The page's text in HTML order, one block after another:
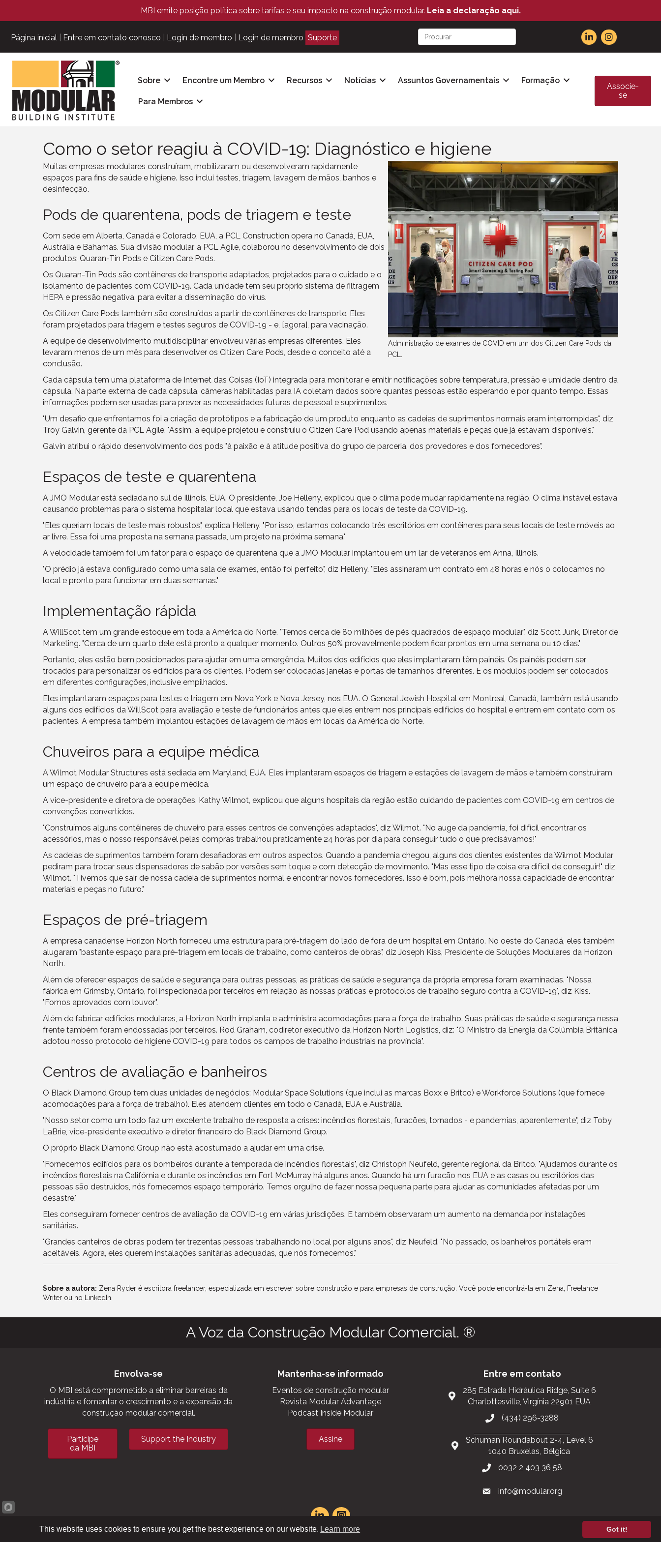
MBI emite posição política sobre tarifas e seu impacto na construção modular. Leia a declaração aqui.
Página inicial Entre em contato conosco Login de membro Login de membro Suporte
Sobre Encontre um Membro Recursos Notícias Assuntos Governamentais Formação
Para Membros
Associe-
se
Como o setor reagiu à COVID-19: Diagnóstico e higiene
Muitas empresas modulares construíram, mobilizaram ou desenvolveram rapidamente
espaços para fins de saúde e higiene. Isso inclui testes, triagem, lavagem de mãos, banhos e
desinfecção.
Pods de quarentena, pods de triagem e teste
Com sede em Alberta, Canadá e Colorado, EUA, a PCL Construction opera no Canadá, EUA,
Austrália e Bahamas. Sua divisão modular, a PCL Agile, colaborou no desenvolvimento de dois
produtos: Quaran-Tin Pods e Citizen Care Pods.
Os Quaran-Tin Pods são contêineres de transporte adaptados, projetados para o cuidado e o
isolamento de pacientes com COVID-19. Cada unidade tem seu próprio sistema de filtragem
HEPA e pressão negativa, para evitar a disseminação do vírus.
Os Citizen Care Pods também são construídos a partir de contêineres de transporte. Eles
foram projetados para triagem e testes seguros de COVID-19 - e, [agora], para vacinação.
A equipe de desenvolvimento multidisciplinar envolveu várias empresas diferentes. Eles
levaram menos de um mês para desenvolver os Citizen Care Pods, desde o conceito até a
conclusão.
Administração de exames de COVID em um dos Citizen Care Pods da
PCL.
Cada cápsula tem uma plataforma de Internet das Coisas (IoT) integrada para monitorar e emitir notificações sobre temperatura, pressão e umidade dentro da
cápsula. Na parte externa de cada cápsula, câmeras habilitadas para IA coletam dados sobre quantas pessoas estão esperando e por quanto tempo. Essas
informações podem ser usadas para prever as necessidades futuras de pessoal e suprimentos.
"Um desafio que enfrentamos foi a criação de protótipos e a fabricação de um produto enquanto as cadeias de suprimentos normais eram interrompidas", diz
Troy Galvin, gerente da PCL Agile. "Assim, a equipe projetou e construiu o Citizen Care Pod usando apenas materiais e peças que já estavam disponíveis."
Galvin atribui o rápido desenvolvimento dos pods "à paixão e à atitude positiva do grupo de parceria, dos provedores e dos fornecedores".
Espaços de teste e quarentena
A JMO Modular está sediada no sul de Illinois, EUA. O presidente, Joe Helleny, explicou que o clima pode mudar rapidamente na região. O clima instável estava
causando problemas para o sistema hospitalar local que estava usando tendas para os locais de teste da COVID-19.
"Eles queriam locais de teste mais robustos", explica Helleny. "Por isso, estamos colocando três escritórios em contêineres para seus locais de teste móveis ao
ar livre. Essa foi uma proposta na semana passada, um projeto na próxima semana."
A velocidade também foi um fator para o espaço de quarentena que a JMO Modular implantou em um lar de veteranos em Anna, Illinois.
"O prédio já estava configurado como uma sala de exames, então foi perfeito", diz Helleny. "Eles assinaram um contrato em 48 horas e nós o colocamos no
local e pronto para funcionar em duas semanas."
Implementação rápida
A WillScot tem um grande estoque em toda a América do Norte. "Temos cerca de 80 milhões de pés quadrados de espaço modular", diz Scott Junk, Diretor de
Marketing. "Cerca de um quarto dele está pronto a qualquer momento. Outros 50% provavelmente podem ficar prontos em uma semana ou 10 dias."
Portanto, eles estão bem posicionados para ajudar em uma emergência. Muitos dos edifícios que eles implantaram têm painéis. Os painéis podem ser
trocados para personalizar os edifícios para os clientes. Podem ser colocadas janelas e portas de tamanhos diferentes. E os módulos podem ser colocados
em diferentes configurações, inclusive empilhados.
Eles implantaram espaços para testes e triagem em Nova York e Nova Jersey, nos EUA. O General Jewish Hospital em Montreal, Canadá, também está usando
alguns dos edifícios da WillScot para avaliação e teste de funcionários antes que eles entrem nos principais edifícios do hospital e entrem em contato com os
pacientes. A empresa também implantou estações de lavagem de mãos em locais da América do Norte.
Chuveiros para a equipe médica
A Wilmot Modular Structures está sediada em Maryland, EUA. Eles implantaram espaços de triagem e estações de lavagem de mãos e também construíram
um espaço de chuveiro para a equipe médica.
A vice-presidente e diretora de operações, Kathy Wilmot, explicou que alguns hospitais da região estão cuidando de pacientes com COVID-19 em centros de
convenções convertidos.
"Construímos alguns contêineres de chuveiro para esses centros de convenções adaptados", diz Wilmot. "No auge da pandemia, foi difícil encontrar os
acessórios, mas o nosso responsável pelas compras trabalhou praticamente 24 horas por dia para conseguir tudo o que precisávamos!"
As cadeias de suprimentos também foram desafiadoras em outros aspectos. Quando a pandemia chegou, alguns dos clientes existentes da Wilmot Modular
pediram para trocar seus dispensadores de sabão por versões sem toque e com detecção de movimento. "Mas esse tipo de coisa era difícil de conseguir!" diz
Wilmot. "Tivemos que sair de nossa cadeia de suprimentos normal e encontrar novos fornecedores. Isso é bom, pois melhora nossa capacidade de encontrar
materiais e peças no futuro."
Espaços de pré-triagem
A empresa canadense Horizon North forneceu uma estrutura para pré-triagem do lado de fora de um hospital em Ontário. No oeste do Canadá, eles também
alugaram "bastante espaço para pré-triagem em locais de trabalho, como canteiros de obras", diz Joseph Kiss, Presidente de Soluções Modulares da Horizon
North.
Além de oferecer espaços de saúde e segurança para outras pessoas, as práticas de saúde e segurança da própria empresa foram examinadas. "Nossa
fábrica em Grimsby, Ontário, foi inspecionada por terceiros em relação às nossas práticas e protocolos de trabalho seguro contra a COVID-19", diz Kiss.
"Fomos aprovados com louvor".
Além de fabricar edifícios modulares, a Horizon North implanta e administra acomodações para a força de trabalho. Suas práticas de saúde e segurança nessa
frente também foram endossadas por terceiros. Rod Graham, codiretor executivo da Horizon North Logistics, diz: "O Ministro da Energia da Colúmbia Britânica
adotou nosso protocolo de higiene COVID-19 para todos os campos de trabalho industriais na província".
Centros de avaliação e banheiros
O Black Diamond Group tem duas unidades de negócios: Modular Space Solutions (que inclui as marcas Boxx e Britco) e Workforce Solutions (que fornece
acomodações para a força de trabalho). Eles atendem clientes em todo o Canadá, EUA e Austrália.
"Nosso setor como um todo faz um excelente trabalho de resposta a crises: incêndios florestais, furacões, tornados - e pandemias, aparentemente", diz Toby
LaBrie, vice-presidente executivo e diretor financeiro do Black Diamond Group.
O próprio Black Diamond Group não está acostumado a ajudar em uma crise.
"Fornecemos edifícios para os bombeiros durante a temporada de incêndios florestais", diz Christoph Neufeld, gerente regional da Britco. "Ajudamos durante os
incêndios florestais na Califórnia e durante os incêndios em Fort McMurray há alguns anos. Quando há um furacão nos EUA e as casas ou escritórios das
pessoas são destruídos, nós fornecemos espaço temporário. Temos orgulho de fazer nossa pequena parte para ajudar as comunidades afetadas por um
desastre."
Eles conseguiram fornecer centros de avaliação da COVID-19 em várias jurisdições. E também observaram um aumento na demanda por instalações
sanitárias.
"Grandes canteiros de obras podem ter trezentas pessoas trabalhando no local por alguns anos", diz Neufeld. "No passado, os banheiros portáteis eram
aceitáveis. Agora, eles querem instalações sanitárias adequadas, que nós fornecemos."
Sobre a autora: Zena Ryder é escritora freelancer, especializada em escrever sobre construção e para empresas de construção. Você pode encontrá-la em Zena, Freelance
Writer ou no LinkedIn.
A Voz da Construção Modular Comercial. ®
Envolva-se
O MBI está comprometido a eliminar barreiras da
indústria e fomentar o crescimento e a expansão da
construção modular comercial.
Participe
da MBI
Support the Industry
Mantenha-se informado
Eventos de construção modular
Revista Modular Advantage
Podcast Inside Modular
Assine
Entre em contato
285 Estrada Hidráulica Ridge, Suite 6
Charlottesville, Virgínia 22901 EUA
(434) 296-3288
Schuman Roundabout 2-4, Level 6
1040 Bruxelas, Bélgica
0032 2 403 36 58
info@modular.org
This website uses cookies to ensure you get the best experience on our website. Learn more Got it!